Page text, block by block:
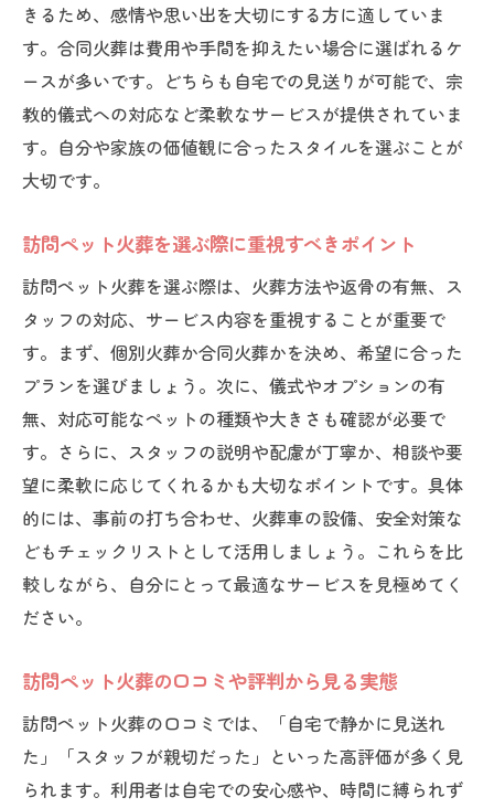
訪問ペット火葬が叶える心温まる見送り
訪問ペット火葬と移動火葬車の違いを知る
訪問ペット火葬の評判から分かるメリット
訪問ペット火葬を利用する際の注意点
訪問ペット火葬利用時に確認したいマナー
訪問ペット火葬が迷惑とならないための工
ペット火葬に関する口コミで多い注意点
訪問ペット火葬の服装や準備のポイント
移動火葬車での訪問ペット火葬対応例
ペット訪問火葬の選び方ガイド
訪問ペット火葬のプラン比較と選び方
口コミで分かる訪問ペット火葬の選択基準
訪問ペット火葬の評判で選ぶサービスの特
訪問ペット火葬の選び方と利用者の声
訪問ペット火葬のメリットとデメリット
訪問ペット火葬のメリットを徹底解説
訪問ペット火葬のデメリットと対策方法
きるため、感情や思い出を大切にする方に適していま
す。合同火葬は費用や手間を抑えたい場合に選ばれるケ
ースが多いです。どちらも自宅での見送りが可能で、宗
教的儀式への対応など柔軟なサービスが提供されていま
す。自分や家族の価値観に合ったスタイルを選ぶことが
大切です。
訪問ペット火葬を選ぶ際に重視すべきポイント
訪問ペット火葬を選ぶ際は、火葬方法や返骨の有無、ス
タッフの対応、サービス内容を重視することが重要で
す。まず、個別火葬か合同火葬かを決め、希望に合った
プランを選びましょう。次に、儀式やオプションの有
無、対応可能なペットの種類や大きさも確認が必要で
す。さらに、スタッフの説明や配慮が丁寧か、相談や要
望に柔軟に応じてくれるかも大切なポイントです。具体
的には、事前の打ち合わせ、火葬車の設備、安全対策な
どもチェックリストとして活用しましょう。これらを比
較しながら、自分にとって最適なサービスを見極めてく
ださい。
訪問ペット火葬の口コミや評判から見る実態
訪問ペット火葬の口コミでは、「自宅で静かに見送れ
た」「スタッフが親切だった」といった高評価が多く見
られます。利用者は自宅での安心感や、時間に縛られず